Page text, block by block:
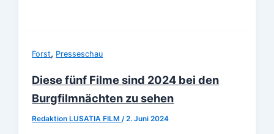
Forst, Presseschau
Diese fünf Filme sind 2024 bei den
Burgfilmnächten zu sehen
Redaktion LUSATIA FILM /2. Juni 2024